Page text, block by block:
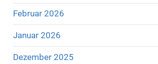
Februar 2026
Januar 2026
Dezember 2025